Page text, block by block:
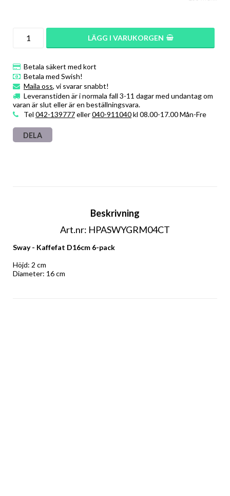
LÄGG I VARUKORGEN
Betala säkert med kort
Betala med Swish!
Maila oss, vi svarar snabbt!
Leveranstiden är i normala fall 3-11 dagar med undantag om
varan är slut eller är en beställningsvara.
Tel 042-139777eller040-911040kl 08.00-17.00 Mån-Fre
DELA
Beskrivning
Art.nr: HPASWYGRM04CT
Sway - Kaffefat D16cm 6-pack
Höjd: 2 cm
Diameter: 16 cm